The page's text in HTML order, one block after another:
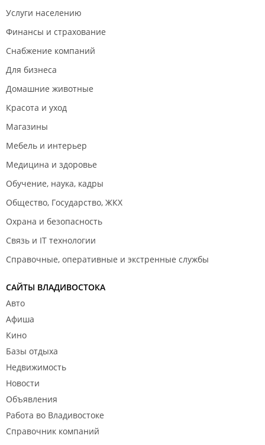
Услуги населению
Финансы и страхование
Снабжение компаний
Для бизнеса
Домашние животные
Красота и уход
Магазины
Мебель и интерьер
Медицина и здоровье
Обучение, наука, кадры
Общество, Государство, ЖКХ
Охрана и безопасность
Связь и IT технологии
Справочные, оперативные и экстренные службы
САЙТЫ ВЛАДИВОСТОКА
Авто
Афиша
Кино
Базы отдыха
Недвижимость
Новости
Объявления
Работа во Владивостоке
Справочник компаний